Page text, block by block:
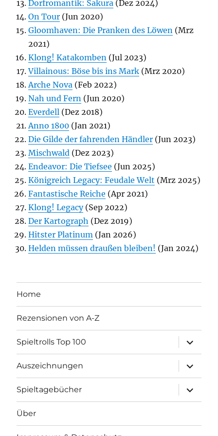
Dorfromantik: Sakura (Dez 2024)
On Tour (Jun 2020)
Gloomhaven: Die Pranken des Löwen (Mrz
2021)
Klong! Katakomben (Jul 2023)
Villainous: Böse bis ins Mark (Mrz 2020)
Arche Nova (Feb 2022)
Nah und Fern (Jun 2020)
Everdell (Dez 2018)
Anno 1800 (Jan 2021)
Die Gilde der fahrenden Händler (Jun 2023)
Mischwald (Dez 2023)
Endeavor: Die Tiefsee (Jun 2025)
Königreich Legacy: Feudale Welt (Mrz 2025)
Fantastische Reiche (Apr 2021)
Klong! Legacy(Sep 2022)
Der Kartograph (Dez 2019)
Hitster Platinum (Jan 2026)
Helden müssen draußen bleiben! (Jan 2024)
Home
Rezensionen von A-Z
Spieltrolls Top 100
öffnen
Auszeichnungen
öffnen
Spieltagebücher
öffnen
Über